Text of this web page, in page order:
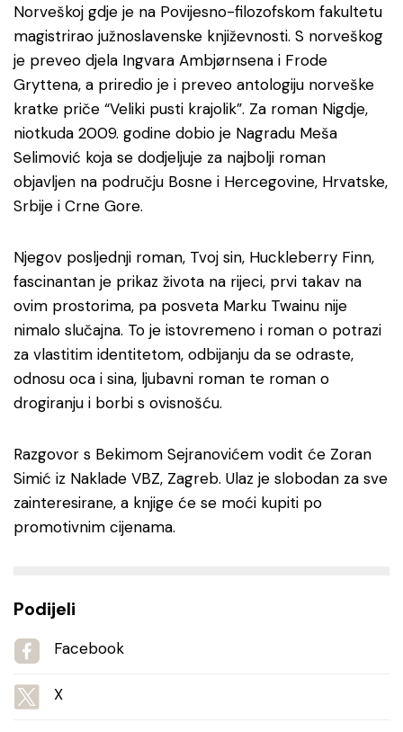
Norveškoj gdje je na Povijesno-filozofskom fakultetu
magistrirao južnoslavenske književnosti. S norveškog
je preveo djela Ingvara Ambjørnsena i Frode
Gryttena, a priredio je i preveo antologiju norveške
kratke priče “Veliki pusti krajolik”. Za roman Nigdje,
niotkuda 2009. godine dobio je Nagradu Meša
Selimović koja se dodjeljuje za najbolji roman
objavljen na području Bosne i Hercegovine, Hrvatske,
Srbije i Crne Gore.
Njegov posljednji roman, Tvoj sin, Huckleberry Finn,
fascinantan je prikaz života na rijeci, prvi takav na
ovim prostorima, pa posveta Marku Twainu nije
nimalo slučajna. To je istovremeno i roman o potrazi
za vlastitim identitetom, odbijanju da se odraste,
odnosu oca i sina, ljubavni roman te roman o
drogiranju i borbi s ovisnošću.
Razgovor s Bekimom Sejranovićem vodit će Zoran
Simić iz Naklade VBZ, Zagreb. Ulaz je slobodan za sve
zainteresirane, a knjige će se moći kupiti po
promotivnim cijenama.
Podijeli
Facebook
X